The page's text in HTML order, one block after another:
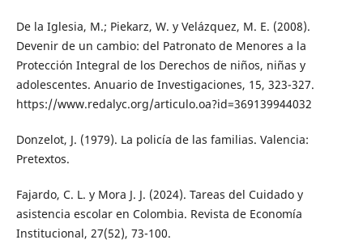
De la Iglesia, M.; Piekarz, W. y Velázquez, M. E. (2008).
Devenir de un cambio: del Patronato de Menores a la
Protección Integral de los Derechos de niños, niñas y
adolescentes. Anuario de Investigaciones, 15, 323-327.
https://www.redalyc.org/articulo.oa?id=369139944032
Donzelot, J. (1979). La policía de las familias. Valencia:
Pretextos.
Fajardo, C. L. y Mora J. J. (2024). Tareas del Cuidado y
asistencia escolar en Colombia. Revista de Economía
Institucional, 27(52), 73-100.